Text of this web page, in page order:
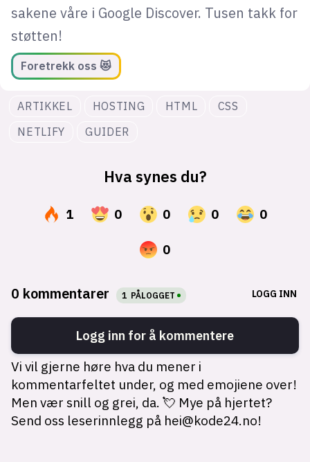
sakene våre i Google Discover. Tusen takk for
støtten!
Foretrekk oss 😻
ARTIKKEL HOSTING HTML
CSS
NETLIFY
GUIDER